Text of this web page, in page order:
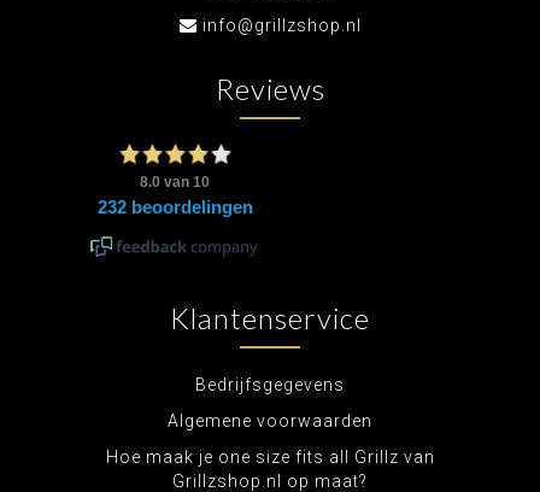
info@grillzshop.nl
Reviews
Klantenservice
Bedrijfsgegevens
Algemene voorwaarden
Hoe maak je one size fits all Grillz van
Grillzshop.nl op maat?